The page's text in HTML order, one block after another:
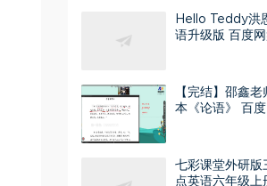
Hello Teddy洪
语升级版 百度
【完结】邵鑫
本《论语》 百
七彩课堂外研版
点英语六年级上